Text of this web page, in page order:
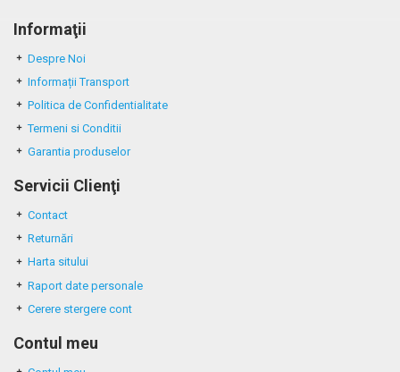
Informaţii
Despre Noi
Informații Transport
Politica de Confidentialitate
Termeni si Conditii
Garantia produselor
Servicii Clienţi
Contact
Returnări
Harta sitului
Raport date personale
Cerere stergere cont
Contul meu